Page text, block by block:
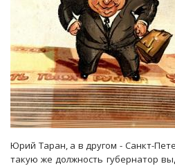
Юрий Таран, а в другом - Санкт-
такую же должность губернатор